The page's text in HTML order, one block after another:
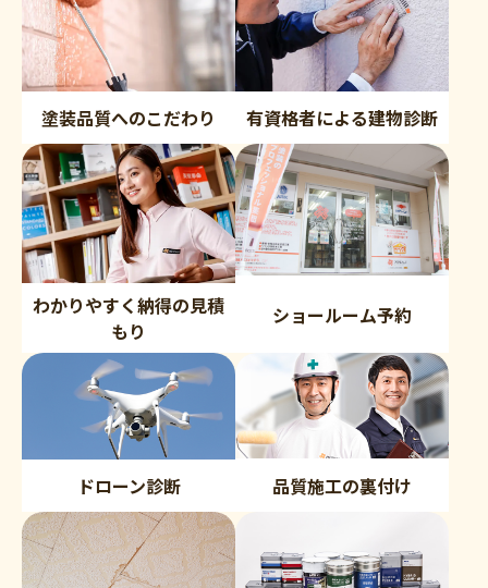
塗装品質へのこだわり 有資格者による建物診断
わかりやすく納得の見積
もり
ショールーム予約
ドローン診断 品質施工の裏付け